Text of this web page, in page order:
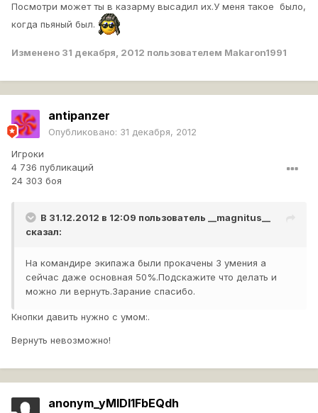
Посмотри может ты в казарму высадил их.У меня такое было,
когда пьяный был.
Изменено 31 декабря, 2012 пользователем Makaron1991
antipanzer
Опубликовано: 31 декабря, 2012
Игроки
4 736 публикаций
24 303 боя
В 31.12.2012 в 12:09 пользователь __magnitus__
сказал:
На командире экипажа были прокачены 3 умения а
сейчас даже основная 50%.Подскажите что делать и
можно ли вернуть.Зарание спасибо.
Кнопки давить нужно с умом:.
Вернуть невозможно!
anonym_yMIDl1FbEQdh